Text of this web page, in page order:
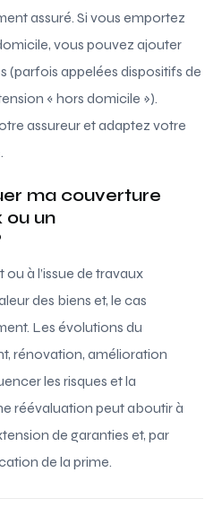
assuré. Si vous emportez
vous pouvez ajouter
(parfois appelées dispositifs de
« hors domicile »).
assureur et adaptez votre
ma couverture
ou un
à l’issue de travaux
des biens et, le cas
Les évolutions du
rénovation, amélioration
les risques et la
réévaluation peut aboutir à
de garanties et, par
de la prime.